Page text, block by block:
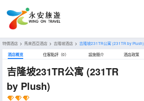
特價酒店 > 馬來西亞酒店 > 吉隆坡酒店 > 吉隆坡231TR公寓(231TR by Plush)
酒店概览 住客點評（0） 設施簡介 酒店政策
吉隆坡231TR公寓 (231TR
by Plush)